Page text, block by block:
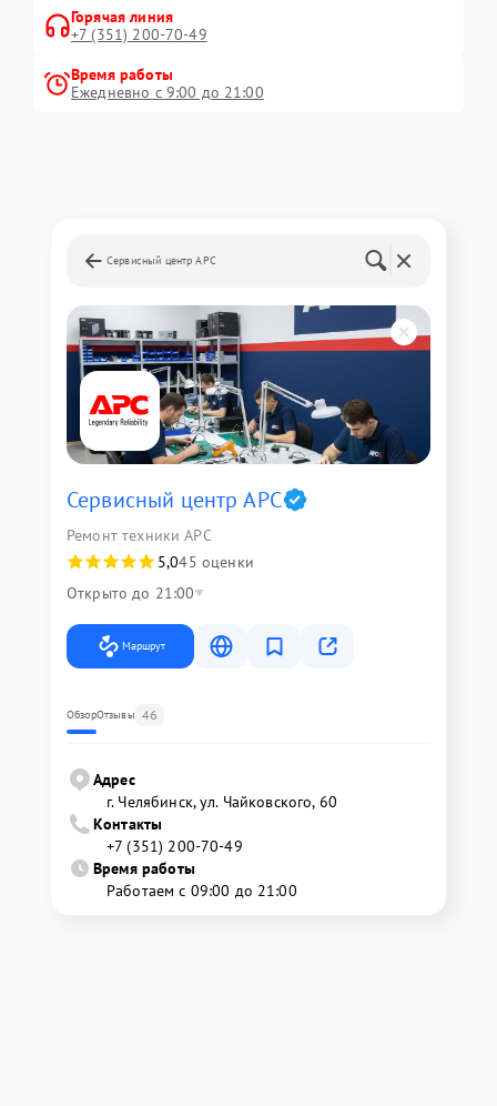
Горячая линия
+7 (351) 200-70-49
Время работы
Ежедневно с 9:00 до 21:00
Сервисный центр APC
Сервисный центр APC
Ремонт техники APC
5,045 оценки
Открыто до 21:00
Маршрут
ОбзорОтзывы 46
Адрес
г. Челябинск, ул. Чайковского, 60
Контакты
+7 (351) 200-70-49
Время работы
Работаем с 09:00 до 21:00